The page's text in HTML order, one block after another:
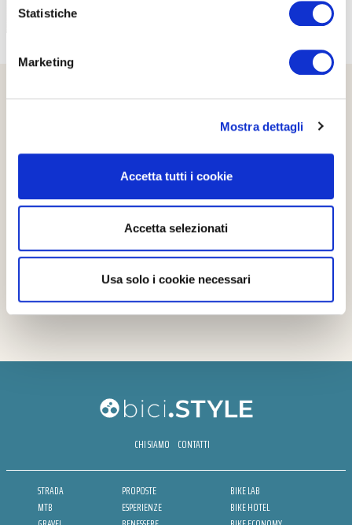
Statistiche
Marketing
Mostra dettagli
Accetta tutti i cookie
Accetta selezionati
Usa solo i cookie necessari
CHI SIAMO CONTATTI
STRADA
MTB
PROPOSTE
ESPERIENZE
BIKE LAB
BIKE HOTEL